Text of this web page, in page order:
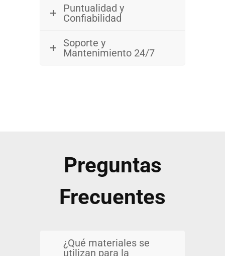
Puntualidad y
Confiabilidad
Soporte y
Mantenimiento 24/7
Preguntas
Frecuentes
¿Qué materiales se
utilizan para la